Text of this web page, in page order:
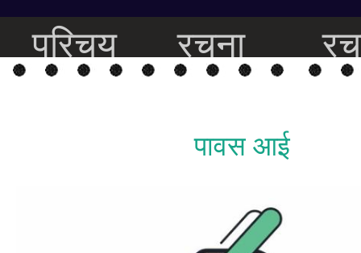
परिचय रचना
पावस आई